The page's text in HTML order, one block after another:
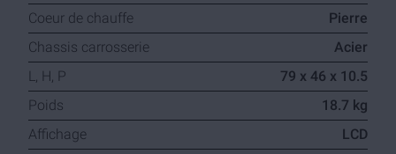
Coeur de chauffe
Pierre
Chassis carrosserie
Acier
L, H, P
79 x 46 x 10.5
Poids
18.7 kg
Affichage
LCD